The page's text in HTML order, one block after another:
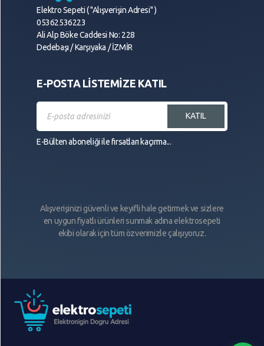
Elektro Sepeti ( "Alışverişin Adresi" )
05362536223
Ali Alp Böke Caddesi No: 228
Dedebaşı / Karşıyaka / İZMİR
E-POSTA LİSTEMİZE KATIL
KATIL
E-Bülten aboneliği ile fırsatları kaçırma...
Alışverişinizi güvenli ve keyifli hale getirmek ve sizlere
en uygun fiyatlı ürünleri sunmak adına elektrosepeti
ekibi olarak için tüm özverimizle çalışıyoruz.